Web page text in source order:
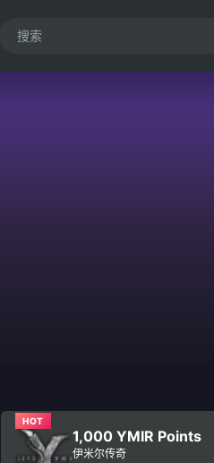
HOT
1,000 YMIR Points
伊米尔传奇